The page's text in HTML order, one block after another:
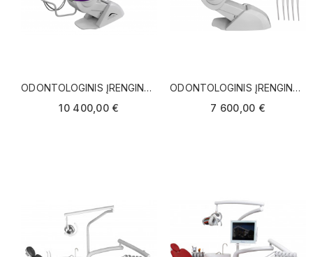
ODONTOLOGINIS ĮRENGINYS
CHIROMEGA DUET SU
INSTRUMENTAIS IŠ VIRŠAUS
10 400,00 €
ODONTOLOGINIS ĮRENGINYS
NK
7 600,00 €